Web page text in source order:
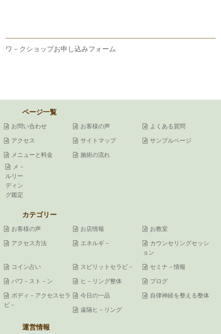
ワ－クショップお申し込みフォーム
ページ一覧
お問い合わせ お客様の声 よくある質問
アクセス サイトマップ サンプルページ
メニューと料金
メ－
ルリー
ディン
グ鑑定
施術の流れ
カテゴリー
お客様の声 お店情報 お教室
アクセス方法 エネルギ－
カウンセリングセッシ
ョン
コイン占い スピリットセラピ－ セミナ－情報
パワ－スト－ン ヒ－リング整体 ブログ
ボディ－アクセスセラ
ピ－
今日の一品 自律神経を整える整体
遠隔ヒ－リング
運営情報